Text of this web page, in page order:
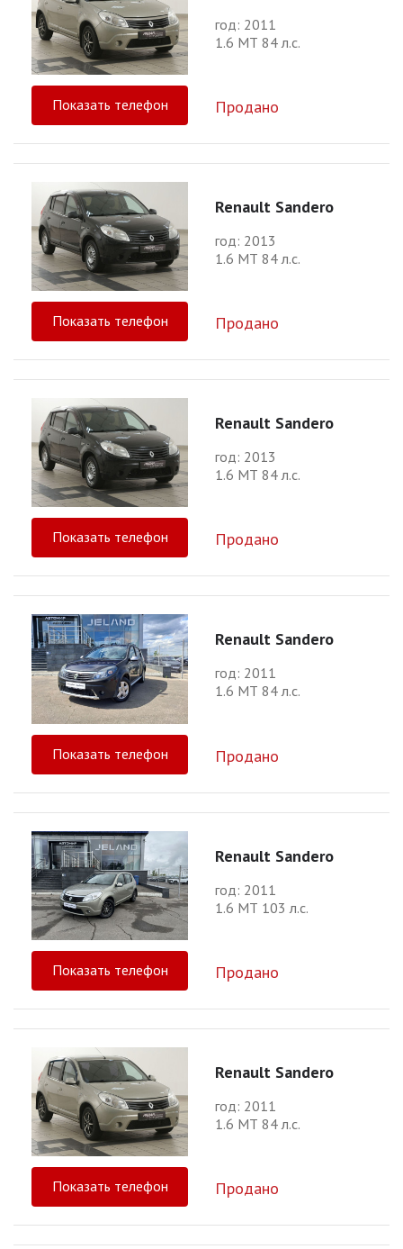
год: 2011
1.6 МТ 84 л.с.
Показать телефон Продано
Renault Sandero
год: 2013
1.6 МТ 84 л.с.
Показать телефон Продано
Renault Sandero
год: 2013
1.6 МТ 84 л.с.
Показать телефон Продано
Renault Sandero
год: 2011
1.6 МТ 84 л.с.
Показать телефон Продано
Renault Sandero
год: 2011
1.6 МТ 103 л.с.
Показать телефон Продано
Renault Sandero
год: 2011
1.6 МТ 84 л.с.
Показать телефон Продано